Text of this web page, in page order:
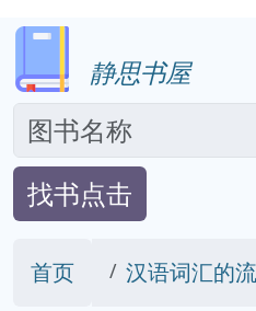
静思书屋
找书点击
首页 汉语词汇的